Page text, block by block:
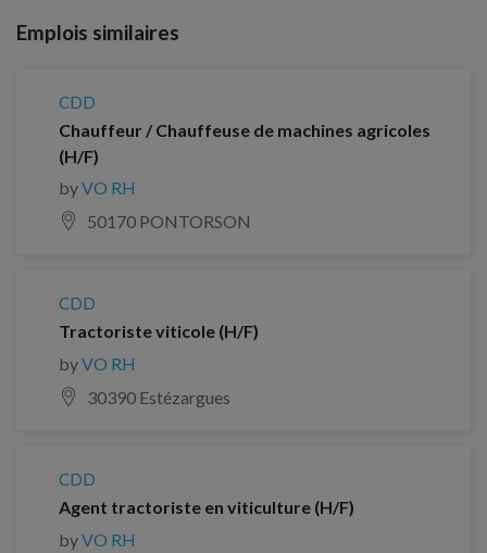
Emplois similaires
CDD
Chauffeur / Chauffeuse de machines agricoles
(H/F)
byVO RH
50170 PONTORSON
CDD
Tractoriste viticole (H/F)
byVO RH
30390 Estézargues
CDD
Agent tractoriste en viticulture (H/F)
byVO RH